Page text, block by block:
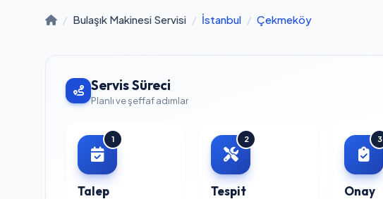
/ Bulaşık Makinesi Servisi / İstanbul / Çekmeköy
Servis Süreci
Planlı ve şeffaf adımlar
1
Talep
2
Tespit
3
Onay